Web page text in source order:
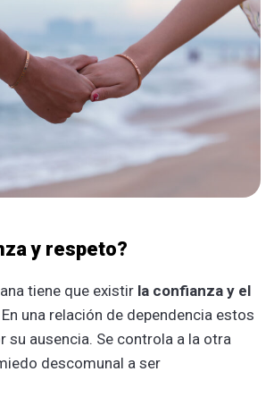
y respeto?
tiene que existir la confianza y el
En una relación de dependencia estos
su ausencia. Se controla a la otra
descomunal a ser